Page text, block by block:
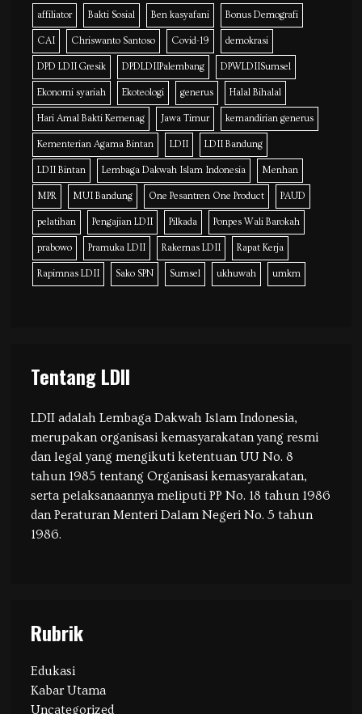
affiliator Bakti Sosial Ben kasyafani Bonus Demografi
CAI Chriswanto Santoso Covid-19 demokrasi
DPD LDII Gresik DPDLDIIPalembang DPWLDIISumsel
Ekonomi syariah Ekoteologi generus Halal Bihalal
Hari Amal Bakti Kemenag Jawa Timur kemandirian generus
Kementerian Agama Bintan LDII LDII Bandung
LDII Bintan Lembaga Dakwah Islam Indonesia Menhan
MPR MUI Bandung One Pesantren One Product PAUD
pelatihan Pengajian LDII Pilkada Ponpes Wali Barokah
prabowo Pramuka LDII Rakernas LDII Rapat Kerja
Rapimnas LDII Sako SPN Sumsel ukhuwah umkm
Tentang LDII
LDII adalah Lembaga Dakwah Islam Indonesia,
merupakan organisasi kemasyarakatan yang resmi
dan legal yang mengikuti ketentuan UU No. 8
tahun 1985 tentang Organisasi kemasyarakatan,
serta pelaksanaannya meliputi PP No. 18 tahun 1986
dan Peraturan Menteri Dalam Negeri No. 5 tahun
1986.
Rubrik
Edukasi
Kabar Utama
Uncategorized